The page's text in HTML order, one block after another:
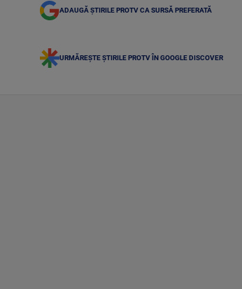
ADAUGĂ ȘTIRILE PROTV CA SURSĂ PREFERATĂ
URMĂREȘTE ȘTIRILE PROTV ÎN GOOGLE DISCOVER